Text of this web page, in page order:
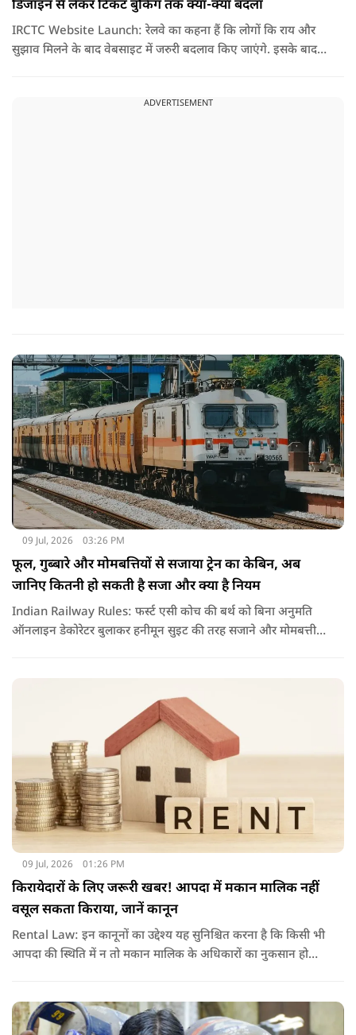
डिजाइन से लेकर टिकट बुकिंग तक क्या-क्या बदला
IRCTC Website Launch: रेलवे का कहना हैं कि लोगों कि राय और
सुझाव मिलने के बाद वेबसाइट में जरुरी बदलाव किए जाएंगे. इसके बाद
बुकिंग को पहले से ज्यादा आसान तेज और बिना परेशानी वाला बनाना हैं.
ADVERTISEMENT
09 Jul, 2026 03:26 PM
फूल, गुब्बारे और मोमबत्तियों से सजाया ट्रेन का केबिन, अब
जानिए कितनी हो सकती है सजा और क्या है नियम
Indian Railway Rules: फर्स्ट एसी कोच की बर्थ को बिना अनुमति
ऑनलाइन डेकोरेटर बुलाकर हनीमून सुइट की तरह सजाने और मोमबत्ती
09 Jul, 2026 01:26 PM
किरायेदारों के लिए जरूरी खबर! आपदा में मकान मालिक नहीं
वसूल सकता किराया, जानें कानून
Rental Law: इन कानूनों का उद्देश्य यह सुनिश्चित करना है कि किसी भी
आपदा की स्थिति में न तो मकान मालिक के अधिकारों का नुकसान हो